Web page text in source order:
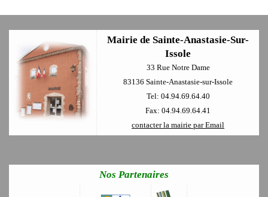
Mairie de Sainte-Anastasie-Sur-
Issole
33 Rue Notre Dame
83136 Sainte-Anastasie-sur-Issole
Tel: 04.94.69.64.40
Fax: 04.94.69.64.41
contacter la mairie par Email
Nos Partenaires